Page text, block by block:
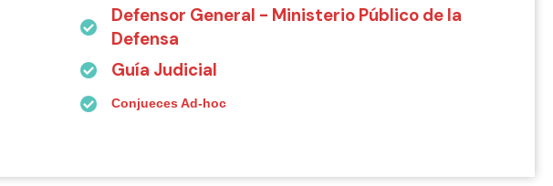
Defensor General - Ministerio Público de la
Defensa
Guía Judicial
Conjueces Ad-hoc